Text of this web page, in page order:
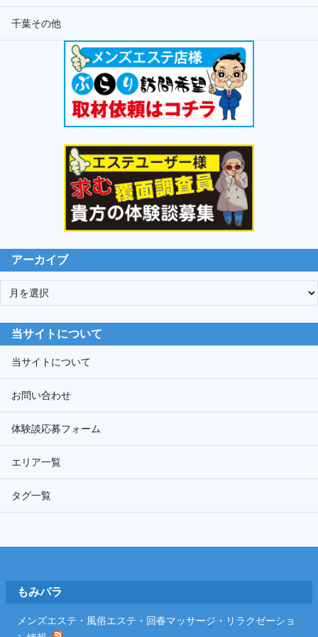
千葉その他
アーカイブ
ア
ー
カ
当サイトについて
当サイトについて
お問い合わせ
体験談応募フォーム
エリア一覧
タグ一覧
Footerもみパラ
メンズエステ・風俗エステ・回春マッサージ・リラクゼーショ